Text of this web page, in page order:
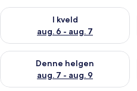
I kveld
aug. 6 - aug. 7
Sjekk tilgjengelighet for i kveld,
Denne helgen
aug. 7 - aug. 9
Sjekk tilgjengelighet for denne